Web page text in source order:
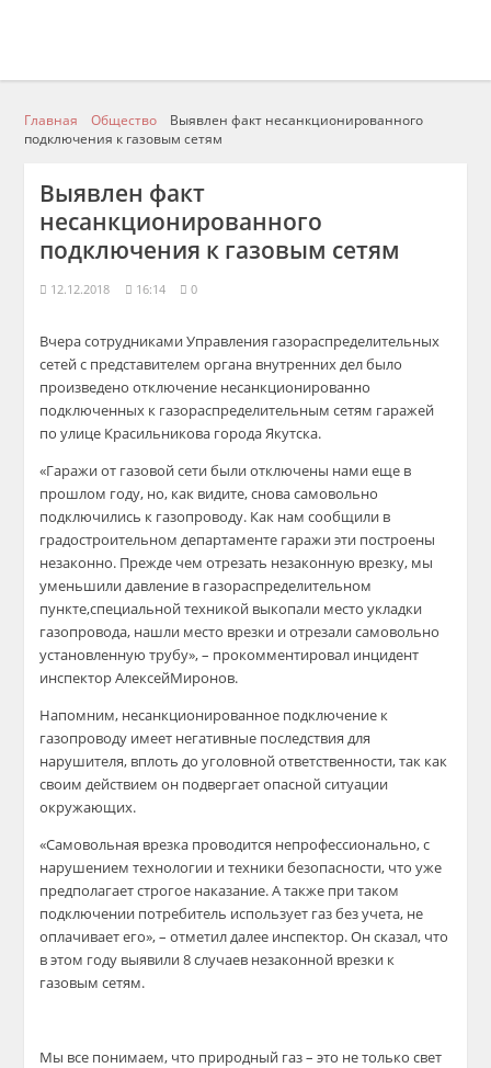
Главная Общество
Выявлен факт несанкционированного
подключения к газовым сетям
Выявлен факт
несанкционированного
подключения к газовым сетям
12.12.2018 16:14 0
Вчера сотрудниками Управления газораспределительных
сетейс представителем органа внутренних дел было
произведено отключение несанкционированно
подключенных к газораспределительным сетям гаражей
по улице Красильникова города Якутска.
«Гаражи от газовой сети были отключены намиеще в
прошлом году, но, как видите,сновасамовольно
подключились к газопроводу. Как нам сообщили в
градостроительном департаменте гаражи эти построены
незаконно. Прежде чем отрезать незаконную врезку, мы
уменьшили давление в газораспределительном
пункте,специальной техникой выкопали место укладки
газопровода, нашли место врезки иотрезалисамовольно
установленную трубу», – прокомментировал инцидент
инспекторАлексейМиронов.
Напомним, несанкционированное подключение к
газопроводу имеет негативные последствия для
нарушителя, вплоть до уголовной ответственности, так как
своим действием он подвергаетопасной ситуации
окружающих.
«Самовольная врезка проводится непрофессионально, с
нарушением технологии и техники безопасности, что уже
предполагает строгое наказание. А также при таком
подключении потребитель использует газбез учета, не
оплачивает его», – отметил далее инспектор.Он сказал, что
в этом году выявили 8 случаев незаконной врезки к
газовым сетям.
Мы все понимаем, что природный газ–это не только свет